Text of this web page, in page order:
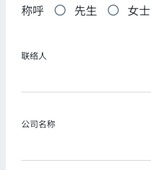
称呼 先生 女士
联络人
公司名称